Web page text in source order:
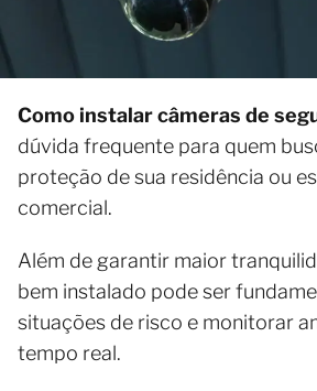
Como instalar câmeras de
dúvida frequente para quem
proteção de sua residência ou
comercial.
Além de garantir maior
bem instalado pode ser
situações de risco e monitorar
tempo real.